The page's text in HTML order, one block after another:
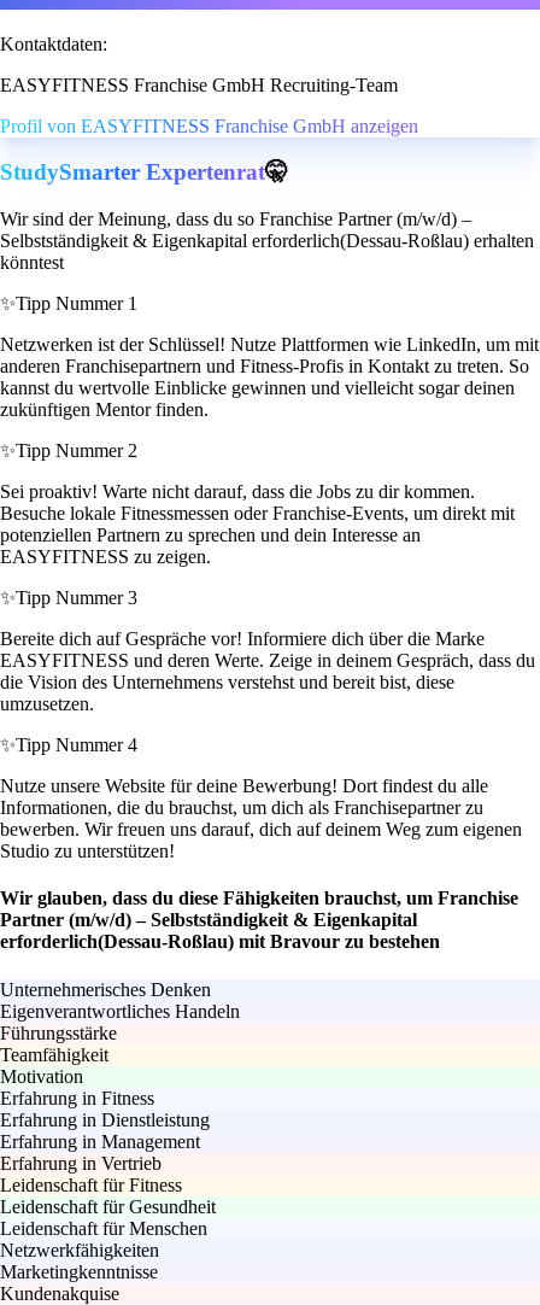
Kontaktdaten:
EASYFITNESS Franchise GmbH Recruiting-Team
Profil von EASYFITNESS Franchise GmbH anzeigen
StudySmarter Expertenrat🤫
Wir sind der Meinung, dass du so Franchise Partner (m/w/d) –
Selbstständigkeit & Eigenkapital erforderlich(Dessau-Roßlau) erhalten
könntest
✨Tipp Nummer 1
Netzwerken ist der Schlüssel! Nutze Plattformen wie LinkedIn, um mit
anderen Franchisepartnern und Fitness-Profis in Kontakt zu treten. So
kannst du wertvolle Einblicke gewinnen und vielleicht sogar deinen
zukünftigen Mentor finden.
✨Tipp Nummer 2
Sei proaktiv! Warte nicht darauf, dass die Jobs zu dir kommen.
Besuche lokale Fitnessmessen oder Franchise-Events, um direkt mit
potenziellen Partnern zu sprechen und dein Interesse an
EASYFITNESS zu zeigen.
✨Tipp Nummer 3
Bereite dich auf Gespräche vor! Informiere dich über die Marke
EASYFITNESS und deren Werte. Zeige in deinem Gespräch, dass du
die Vision des Unternehmens verstehst und bereit bist, diese
umzusetzen.
✨Tipp Nummer 4
Nutze unsere Website für deine Bewerbung! Dort findest du alle
Informationen, die du brauchst, um dich als Franchisepartner zu
bewerben. Wir freuen uns darauf, dich auf deinem Weg zum eigenen
Studio zu unterstützen!
Wir glauben, dass du diese Fähigkeiten brauchst, um Franchise
Partner (m/w/d) – Selbstständigkeit & Eigenkapital
erforderlich(Dessau-Roßlau) mit Bravour zu bestehen
Unternehmerisches Denken
Eigenverantwortliches Handeln
Führungsstärke
Teamfähigkeit
Motivation
Erfahrung in Fitness
Erfahrung in Dienstleistung
Erfahrung in Management
Erfahrung in Vertrieb
Leidenschaft für Fitness
Leidenschaft für Gesundheit
Leidenschaft für Menschen
Netzwerkfähigkeiten
Marketingkenntnisse
Kundenakquise